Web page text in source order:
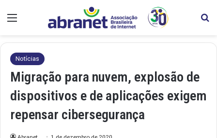
Notícias
Migração para nuvem, explosão de
dispositivos e de aplicações exigem
repensar cibersegurança